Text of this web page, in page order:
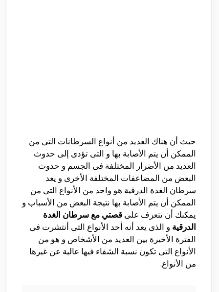
حيث أن هناك العديد من أنواع السرطانات التى من
الممكن أن يتم الأصابة بها و التى تؤدى إلى حدوث
العديد من الأضرار المختلفة فى الجسم و حدوث
البعض من المضاعفات المختلفة الأخرى و يعد
سرطان الغدة الدرقية هو واحد من الأنواع التى من
الممكن أن يتم الأصابة بها نتيجة البعض من الأسباب و
يمكنك أن تتعرف على قصتي مع سرطان الغدة
الدرقية و الذى يعد أنه أحد الأنواع التى أنتشرت فى
الفترة الأخيرة بين العديد من الأشخاص و هو من
الأنواع التى تكون نسبة الشفاء فيها عالية عن غيرها
من الأنواع.